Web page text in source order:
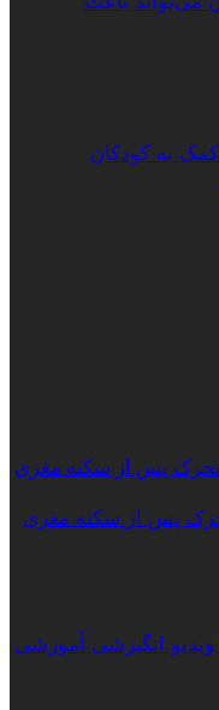
به کودکان
پس از سکته مغزی
ویدیو انگیزشی آموزشی